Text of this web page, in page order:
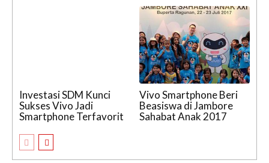
Investasi SDM Kunci
Sukses Vivo Jadi
Smartphone Terfavorit
Vivo Smartphone Beri
Beasiswa di Jambore
Sahabat Anak 2017